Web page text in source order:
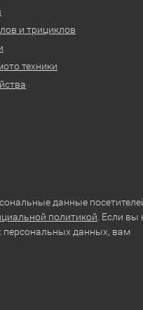
и трициклов
техники
данные
политикой. Если вы
персональных данных, вам